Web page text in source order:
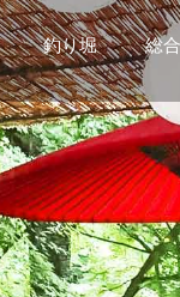
釣り堀 総